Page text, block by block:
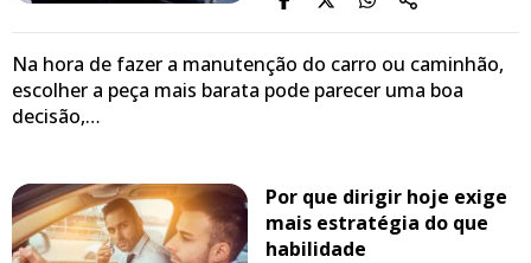
Na hora de fazer a manutenção do carro ou caminhão,
escolher a peça mais barata pode parecer uma boa
decisão,…
Por que dirigir hoje exige
mais estratégia do que
habilidade